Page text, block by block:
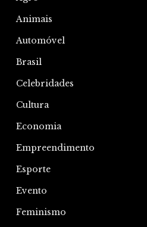
Animais
Automóvel
Brasil
Celebridades
Cultura
Economia
Empreendimento
Esporte
Evento
Feminismo